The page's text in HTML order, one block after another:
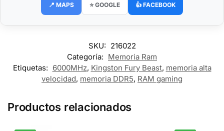
📍 MAPS ⭐ GOOGLE 👍 FACEBOOK
SKU: 216022
Categoría: Memoria Ram
Etiquetas: 6000MHz, Kingston Fury Beast, memoria alta
velocidad, memoria DDR5, RAM gaming
Productos relacionados